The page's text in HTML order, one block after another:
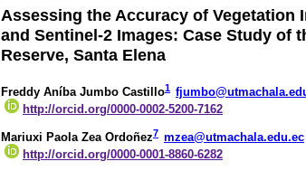
Assessing the Accuracy of Vegetation
and Sentinel-2 Images: Case Study of
Reserve, Santa Elena
Freddy Aníba Jumbo Castillo1
http://orcid.org/0000-0002-5200-7162
Mariuxi Paola Zea Ordoñez7 mzea@utmachala.edu.ec
http://orcid.org/0000-0001-8860-6282